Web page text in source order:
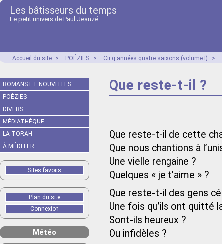
Les bâtisseurs du temps
Le petit univers de Paul Jeanzé
Accueil du site > POÉZIES > Cinq années quatre saisons (volume I) >
Que reste-t-il ?
Que reste-t-il de cette
Que nous chantions à
Une vielle rengaine ?
Quelques « je t’aime » ?
Que reste-t-il des gens
Une fois qu’ils ont quitté
Sont-ils heureux ?
Ou infidèles ?
ROMANS ET NOUVELLES
POÉZIES
DIVERS
MÉDIATHÈQUE
LA TORAH
À MÉDITER
Sites favoris
Plan du site
Connexion
Météo